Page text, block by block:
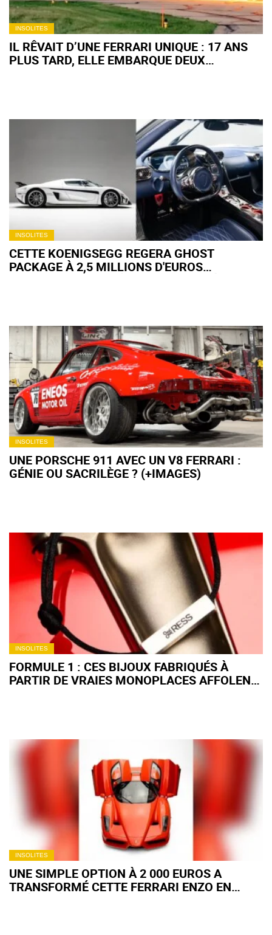
INSOLITES
IL RÊVAIT D’UNE FERRARI UNIQUE : 17 ANS
PLUS TARD, ELLE EMBARQUE DEUX
INSOLITES
CETTE KOENIGSEGG REGERA GHOST
PACKAGE À 2,5 MILLIONS D'EUROS
INSOLITES
UNE PORSCHE 911 AVEC UN V8 FERRARI :
GÉNIE OU SACRILÈGE ? (+IMAGES)
INSOLITES
FORMULE 1 : CES BIJOUX FABRIQUÉS À
PARTIR DE VRAIES MONOPLACES AFFOLENT
INSOLITES
UNE SIMPLE OPTION À 2 000 EUROS A
TRANSFORMÉ CETTE FERRARI ENZO EN